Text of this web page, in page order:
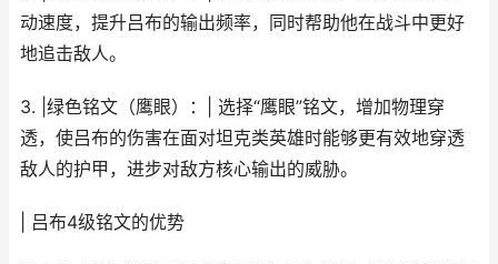
动速度，提升吕布的输出频率，同时帮助他在战斗中更好
地追击敌人。
3. |绿色铭文（鹰眼）：| 选择“鹰眼”铭文，增加物理穿
透，使吕布的伤害在面对坦克类英雄时能够更有效地穿透
敌人的护甲，进步对敌方核心输出的威胁。
| 吕布4级铭文的优势